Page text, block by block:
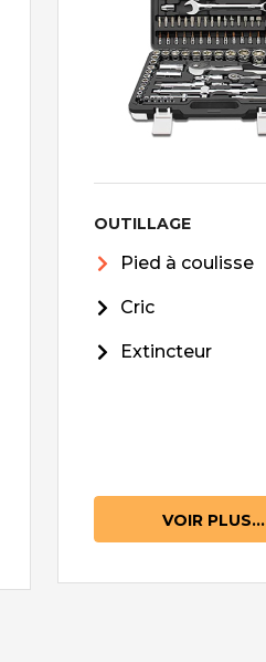
OUTILLAGE
Pied à coulisse
Cric
Extincteur
VOIR PLUS...